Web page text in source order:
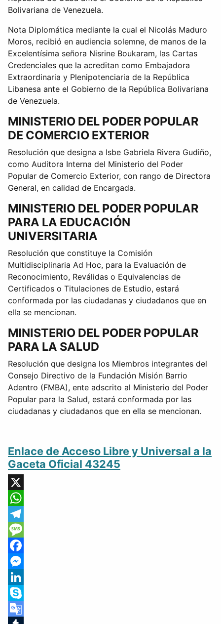
Bolivariana de Venezuela.
Nota Diplomática mediante la cual el Nicolás Maduro
Moros, recibió en audiencia solemne, de manos de la
Excelentísima señora Nisrine Boukaram, las Cartas
Credenciales que la acreditan como Embajadora
Extraordinaria y Plenipotenciaria de la República
Libanesa ante el Gobierno de la República Bolivariana
de Venezuela.
MINISTERIO DEL PODER POPULAR
DE COMERCIO EXTERIOR
Resolución que designa a Isbe Gabriela Rivera Gudiño,
como Auditora Interna del Ministerio del Poder
Popular de Comercio Exterior, con rango de Directora
General, en calidad de Encargada.
MINISTERIO DEL PODER POPULAR
PARA LA EDUCACIÓN
UNIVERSITARIA
Resolución que constituye la Comisión
Multidisciplinaria Ad Hoc, para la Evaluación de
Reconocimiento, Reválidas o Equivalencias de
Certificados o Titulaciones de Estudio, estará
conformada por las ciudadanas y ciudadanos que en
ella se mencionan.
MINISTERIO DEL PODER POPULAR
PARA LA SALUD
Resolución que designa los Miembros integrantes del
Consejo Directivo de la Fundación Misión Barrio
Adentro (FMBA), ente adscrito al Ministerio del Poder
Popular para la Salud, estará conformada por las
ciudadanas y ciudadanos que en ella se mencionan.
Enlace de Acceso Libre y Universal a la
Gaceta Oficial 43245
X
WhatsApp
Telegram
Message
Facebook
Messenger
LinkedIn
Skype